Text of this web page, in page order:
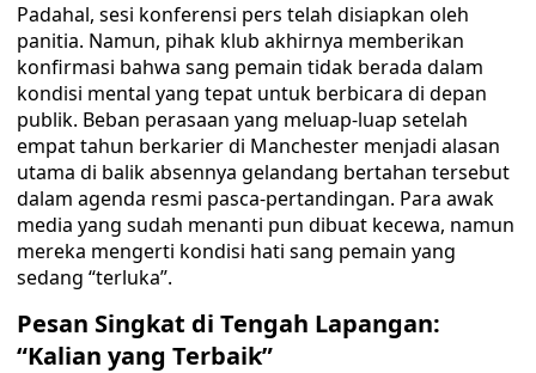
Padahal, sesi konferensi pers telah disiapkan oleh
panitia. Namun, pihak klub akhirnya memberikan
konfirmasi bahwa sang pemain tidak berada dalam
kondisi mental yang tepat untuk berbicara di depan
publik. Beban perasaan yang meluap-luap setelah
empat tahun berkarier di Manchester menjadi alasan
utama di balik absennya gelandang bertahan tersebut
dalam agenda resmi pasca-pertandingan. Para awak
media yang sudah menanti pun dibuat kecewa, namun
mereka mengerti kondisi hati sang pemain yang
sedang “terluka”.
Pesan Singkat di Tengah Lapangan:
“Kalian yang Terbaik”